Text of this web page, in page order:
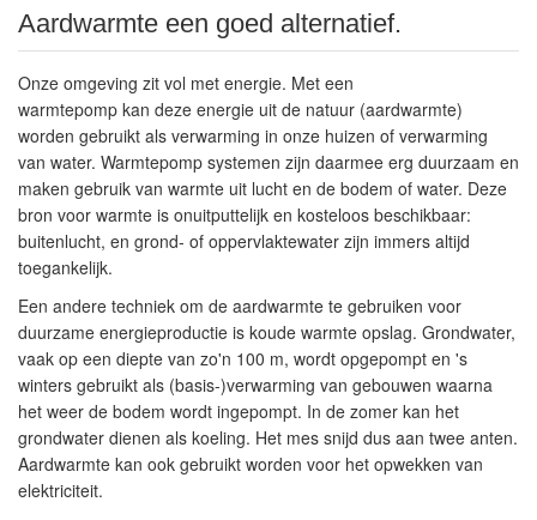
Aardwarmte een goed alternatief.
Onze omgeving zit vol met energie. Met een
warmtepomp kan deze energie uit de natuur (aardwarmte)
worden gebruikt als verwarming in onze huizen of verwarming
van water. Warmtepomp systemen zijn daarmee erg duurzaam en
maken gebruik van warmte uit lucht en de bodem of water. Deze
bron voor warmte is onuitputtelijk en kosteloos beschikbaar:
buitenlucht, en grond- of oppervlaktewater zijn immers altijd
toegankelijk.
Een andere techniek om de aardwarmte te gebruiken voor
duurzame energieproductie is koude warmte opslag. Grondwater,
vaak op een diepte van zo'n 100 m, wordt opgepompt en 's
winters gebruikt als (basis-)verwarming van gebouwen waarna
het weer de bodem wordt ingepompt. In de zomer kan het
grondwater dienen als koeling. Het mes snijd dus aan twee anten.
Aardwarmte kan ook gebruikt worden voor het opwekken van
elektriciteit.